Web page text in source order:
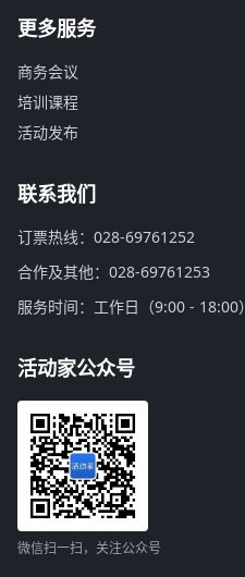
更多服务
商务会议
培训课程
活动发布
联系我们
订票热线：028-69761252
合作及其他：028-69761253
服务时间：工作日（9:00 - 18:00）
活动家公众号
微信扫一扫，关注公众号